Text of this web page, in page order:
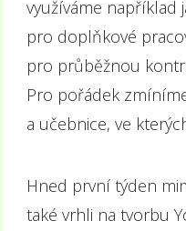
využíváme například
pro doplňkové
pro průběžnou
Pro pořádek
a učebnice, ve
Hned první týden
také vrhli na tvorbu